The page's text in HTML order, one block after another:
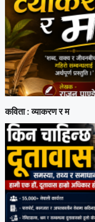
कविता : व्याकरण र म